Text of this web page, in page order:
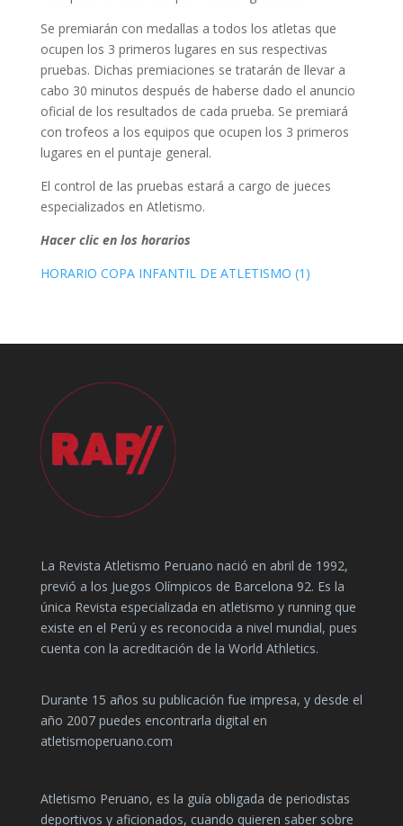
Se premiarán con medallas a todos los atletas que
ocupen los 3 primeros lugares en sus respectivas
pruebas. Dichas premiaciones se tratarán de llevar a
cabo 30 minutos después de haberse dado el anuncio
oficial de los resultados de cada prueba. Se premiará
con trofeos a los equipos que ocupen los 3 primeros
lugares en el puntaje general.
El control de las pruebas estará a cargo de jueces
especializados en Atletismo.
Hacer clic en los horarios
HORARIO COPA INFANTIL DE ATLETISMO (1)
La Revista Atletismo Peruano nació en abril de 1992,
previó a los Juegos Olímpicos de Barcelona 92. Es la
única Revista especializada en atletismo y running que
existe en el Perú y es reconocida a nivel mundial, pues
cuenta con la acreditación de la World Athletics.
Durante 15 años su publicación fue impresa, y desde el
año 2007 puedes encontrarla digital en
atletismoperuano.com
Atletismo Peruano, es la guía obligada de periodistas
deportivos y aficionados, cuando quieren saber sobre